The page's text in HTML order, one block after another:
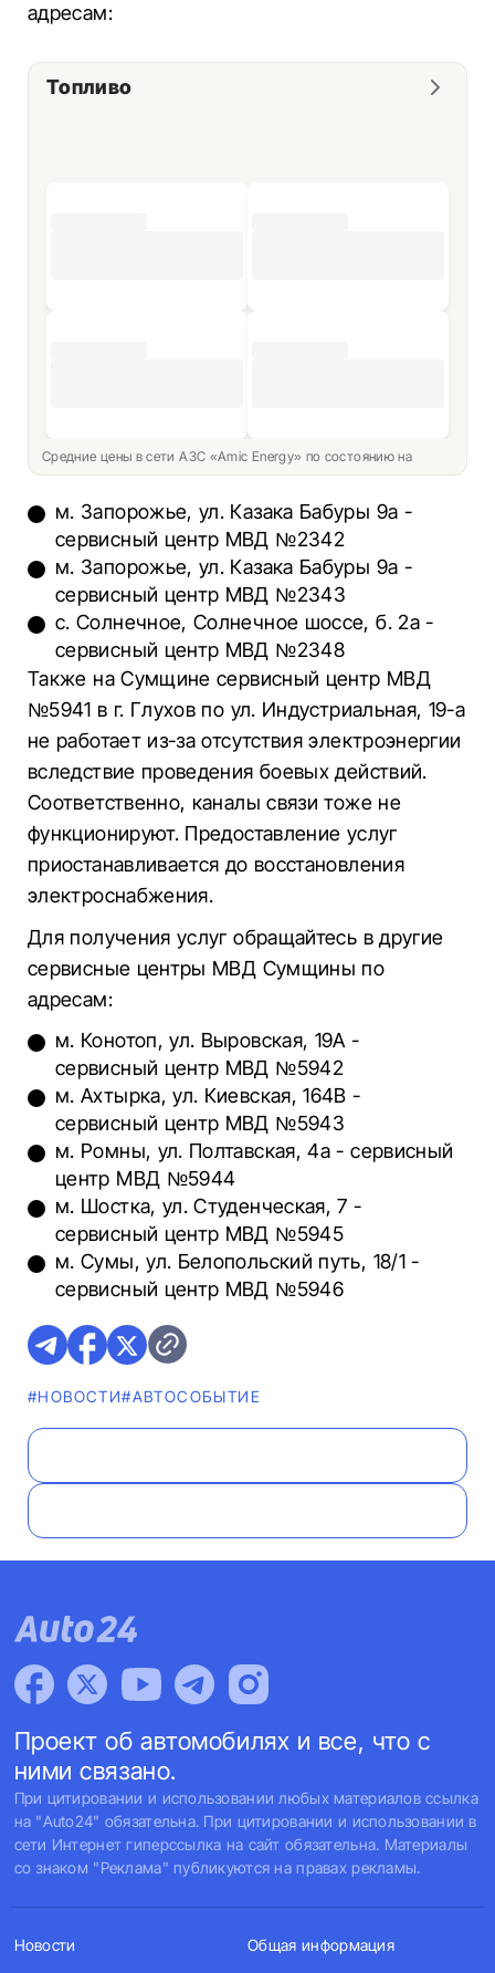
адресам:
Топливо
Средние цены в сети АЗС «Amic Energy» по состоянию на
м. Запорожье, ул. Казака Бабуры 9а -
сервисный центр МВД №2342
м. Запорожье, ул. Казака Бабуры 9а -
сервисный центр МВД №2343
с. Солнечное, Солнечное шоссе, б. 2а -
сервисный центр МВД №2348
Также на Сумщине сервисный центр МВД
№5941 в г. Глухов по ул. Индустриальная, 19-а
не работает из-за отсутствия электроэнергии
вследствие проведения боевых действий.
Соответственно, каналы связи тоже не
функционируют. Предоставление услуг
приостанавливается до восстановления
электроснабжения.
Для получения услуг обращайтесь в другие
сервисные центры МВД Сумщины по
адресам:
м. Конотоп, ул. Выровская, 19А -
сервисный центр МВД №5942
м. Ахтырка, ул. Киевская, 164В -
сервисный центр МВД №5943
м. Ромны, ул. Полтавская, 4а - сервисный
центр МВД №5944
м. Шостка, ул. Студенческая, 7 -
сервисный центр МВД №5945
м. Сумы, ул. Белопольский путь, 18/1 -
сервисный центр МВД №5946
#НОВОСТИ#АВТОСОБЫТИЕ
Проект об автомобилях и все, что с
ними связано.
При цитировании и использовании любых материалов ссылка
на "Auto24" обязательна. При цитировании и использовании в
сети Интернет гиперссылка на сайт обязательна. Материалы
со знаком "Реклама" публикуются на правах рекламы.
Новости Общая информация